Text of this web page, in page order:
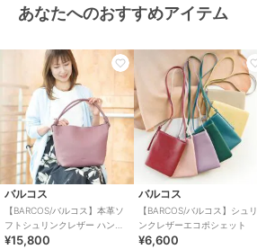
あなたへのおすすめアイテム
バルコス
【BARCOS/バルコス】本革ソ
フトシュリンクレザー ハンド
ルデザインホーボーバッグ
¥15,800
バルコス
【BARCOS/バルコス】シュリ
ンクレザーエコポシェット
¥6,600